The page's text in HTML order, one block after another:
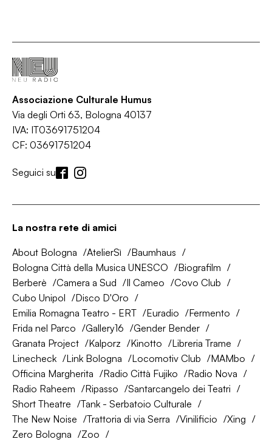
Associazione Culturale Humus
Via degli Orti 63, Bologna 40137
IVA: IT03691751204
CF: 03691751204
Seguici su
La nostra rete di amici
About Bologna AtelierSì
Baumhaus
Bologna Città della Musica UNESCO
Biografilm
Berberè
Camera a Sud Il Cameo
Covo Club
Cubo Unipol
Disco D'Oro
Emilia Romagna Teatro - ERT
Euradio
Fermento
Frida nel Parco
Gallery16
Gender Bender
Granata Project
Kalporz Kinotto
Libreria Trame
Linecheck
Link Bologna Locomotiv Club
MAMbo
Officina Margherita
Radio Città Fujiko
Radio Nova
Radio Raheem
Ripasso
Santarcangelo dei Teatri
Short Theatre
Tank - Serbatoio Culturale
The New Noise
Trattoria di via Serra Vinilificio
Xing
Zero Bologna
Zoo